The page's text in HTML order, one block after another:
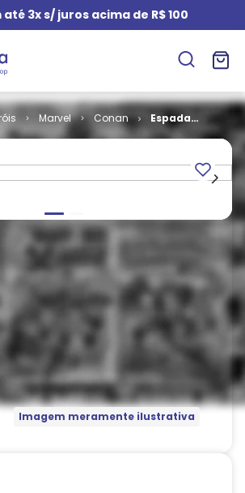
3x s/ juros acima de R$ 100
Marvel Conan
Espada
Selvagem de
Coleção # 15
Imagem meramente ilustrativa